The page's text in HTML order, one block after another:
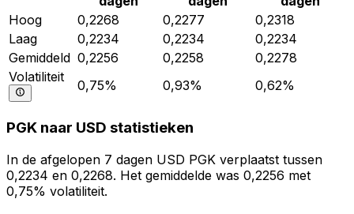
Hoog
0,2268 0,2277
0,2318
Laag
0,2234 0,2234
0,2234
Gemiddeld 0,2256 0,2258
0,2278
Volatiliteit
0,75% 0,93% 0,62%
PGK naar USD statistieken
In de afgelopen 7 dagen USD PGK verplaatst tussen
0,2234 en 0,2268. Het gemiddelde was 0,2256 met
0,75% volatiliteit.